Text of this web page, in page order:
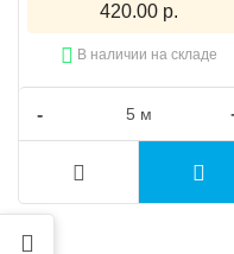
420.00 р.
В наличии на складе
-